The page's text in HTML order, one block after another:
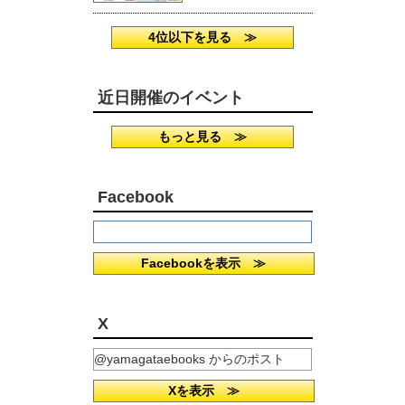
4位以下を見る ≫
近日開催のイベント
もっと見る ≫
Facebook
Facebookを表示 ≫
X
@yamagataebooks からのポスト
Xを表示 ≫